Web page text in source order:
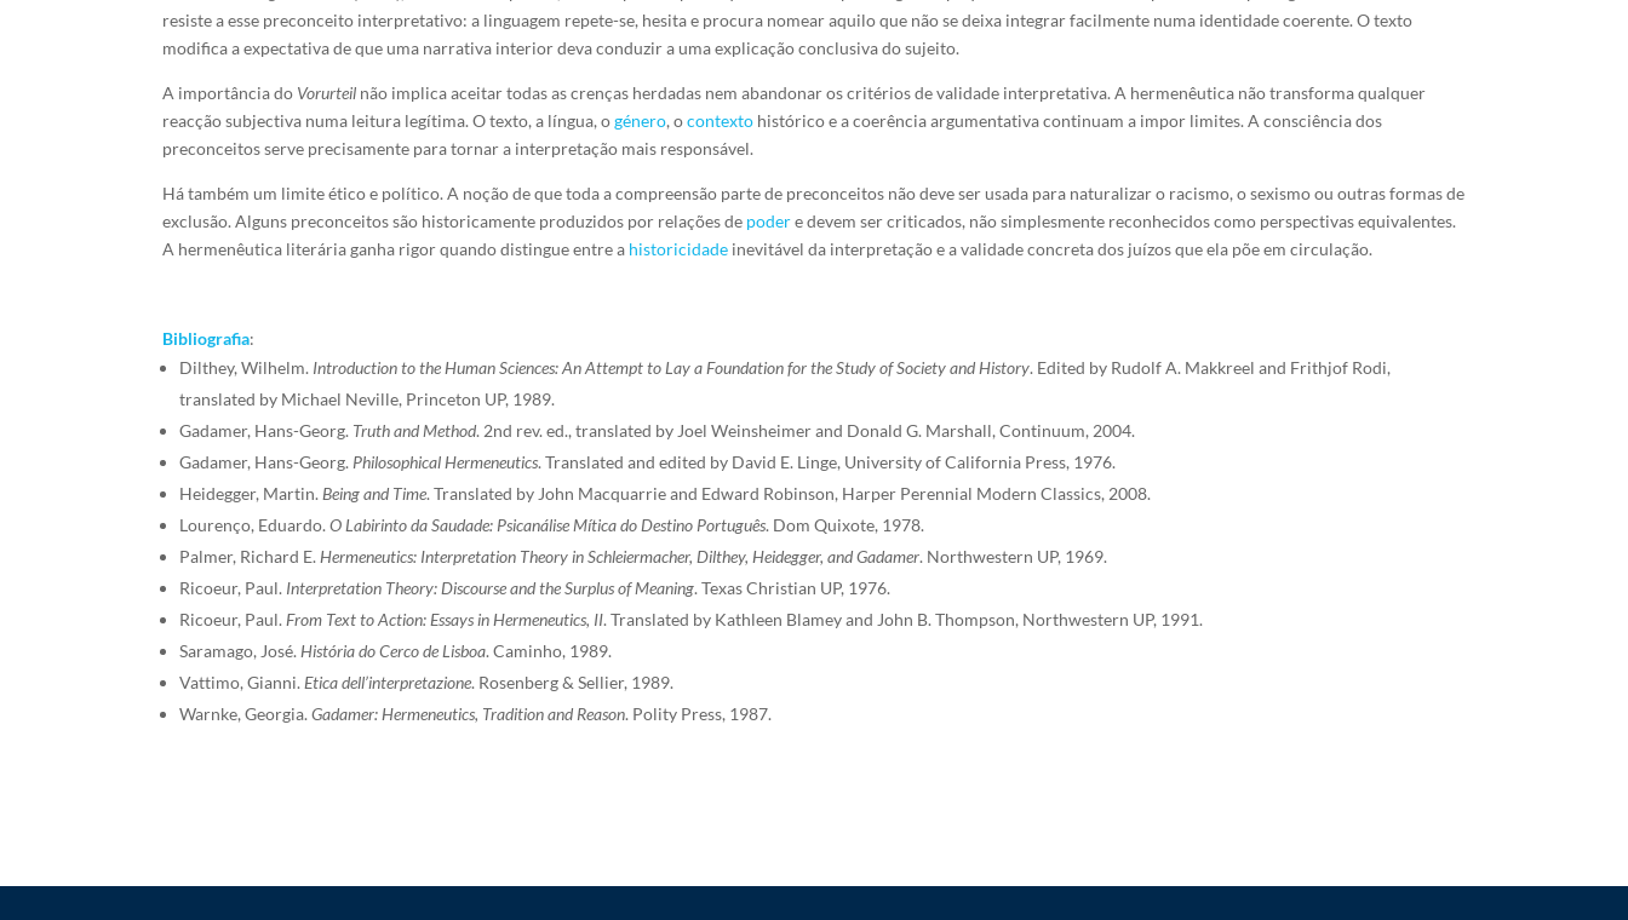
resiste a esse preconceito interpretativo: a linguagem repete-se, hesita e procura nomear aquilo que não se deixa integrar facilmente numa identidade coerente. O texto
modifica a expectativa de que uma narrativa interior deva conduzir a uma explicação conclusiva do sujeito.
A importância do Vorurteil não implica aceitar todas as crenças herdadas nem abandonar os critérios de validade interpretativa. A hermenêutica não transforma qualquer
reacção subjectiva numa leitura legítima. O texto, a língua, ogénero, ocontexto histórico e a coerência argumentativa continuam a impor limites. A consciência dos
preconceitos serve precisamente para tornar a interpretação mais responsável.
Há também um limite ético e político. A noção de que toda a compreensão parte de preconceitos não deve ser usada para naturalizar o racismo, o sexismo ou outras formas de
exclusão. Alguns preconceitos são historicamente produzidos por relações de podere devem ser criticados, não simplesmente reconhecidos como perspectivas equivalentes.
A hermenêutica literária ganha rigor quando distingue entre a historicidade inevitável da interpretação e a validade concreta dos juízos que ela põe em circulação.
Bibliografia:
Dilthey, Wilhelm. Introduction to the Human Sciences: An Attempt to Lay a Foundation for the Study of Society and History. Edited by Rudolf A. Makkreel and Frithjof Rodi,
translated by Michael Neville, Princeton UP, 1989.
Gadamer, Hans-Georg. Truth and Method. 2nd rev. ed., translated by Joel Weinsheimer and Donald G. Marshall, Continuum, 2004.
Gadamer, Hans-Georg. Philosophical Hermeneutics. Translated and edited by David E. Linge, University of California Press, 1976.
Heidegger, Martin. Being and Time. Translated by John Macquarrie and Edward Robinson, Harper Perennial Modern Classics, 2008.
Lourenço, Eduardo.O Labirinto da Saudade: Psicanálise Mítica do Destino Português. Dom Quixote, 1978.
Palmer, Richard E. Hermeneutics: Interpretation Theory in Schleiermacher, Dilthey, Heidegger, and Gadamer. Northwestern UP, 1969.
Ricoeur, Paul. Interpretation Theory: Discourse and the Surplus of Meaning. Texas Christian UP, 1976.
Ricoeur, Paul. From Text to Action: Essays in Hermeneutics, II. Translated by Kathleen Blamey and John B. Thompson, Northwestern UP, 1991.
Saramago, José. História do Cerco de Lisboa. Caminho, 1989.
Vattimo, Gianni. Etica dell’interpretazione. Rosenberg & Sellier, 1989.
Warnke, Georgia.Gadamer: Hermeneutics, Tradition and Reason. Polity Press, 1987.